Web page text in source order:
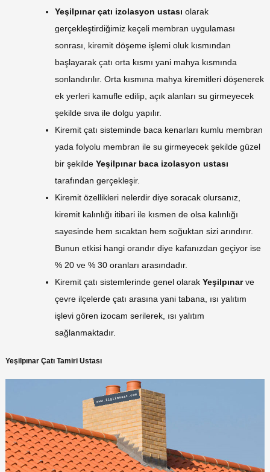
Yeşilpınar çatı izolasyon ustası olarak
gerçekleştirdiğimiz keçeli membran uygulaması
sonrası, kiremit döşeme işlemi oluk kısmından
başlayarak çatı orta kısmı yani mahya kısmında
sonlandırılır. Orta kısmına mahya kiremitleri döşenerek
ek yerleri kamufle edilip, açık alanları su girmeyecek
şekilde sıva ile dolgu yapılır.
Kiremit çatı sisteminde baca kenarları kumlu membran
yada folyolu membran ile su girmeyecek şekilde güzel
bir şekilde Yeşilpınar baca izolasyon ustası
tarafından gerçekleşir.
Kiremit özellikleri nelerdir diye soracak olursanız,
kiremit kalınlığı itibari ile kısmen de olsa kalınlığı
sayesinde hem sıcaktan hem soğuktan sizi arındırır.
Bunun etkisi hangi orandır diye kafanızdan geçiyor ise
% 20 ve % 30 oranları arasındadır.
Kiremit çatı sistemlerinde genel olarak Yeşilpınarve
çevre ilçelerde çatı arasına yani tabana, ısı yalıtım
işlevi gören izocam serilerek, ısı yalıtım
sağlanmaktadır.
Yeşilpınar Çatı Tamiri Ustası